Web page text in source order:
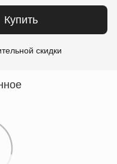
Купить
скидки